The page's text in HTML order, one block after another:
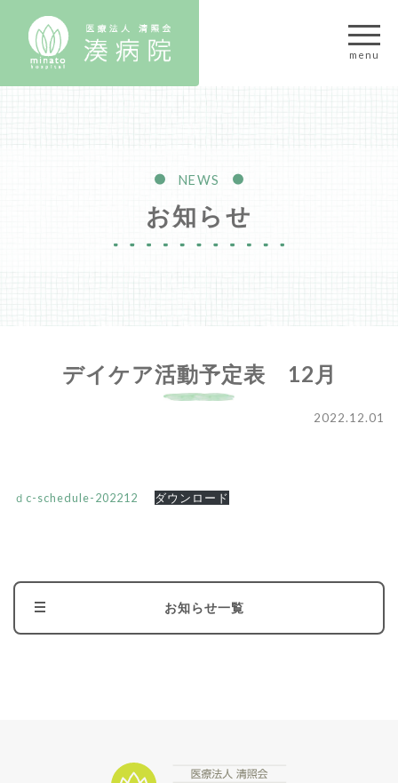
NEWS
お知らせ
デイケア活動予定表 12月
2022.12.01
ｄc-schedule-202212 ダウンロード
お知らせ一覧